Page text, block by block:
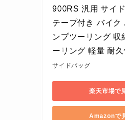
900RS 汎用 サイ
テープ付き バイク
ンプツーリング 収
ーリング 軽量 耐
サイドバッグ
楽天市場で
Amazonで